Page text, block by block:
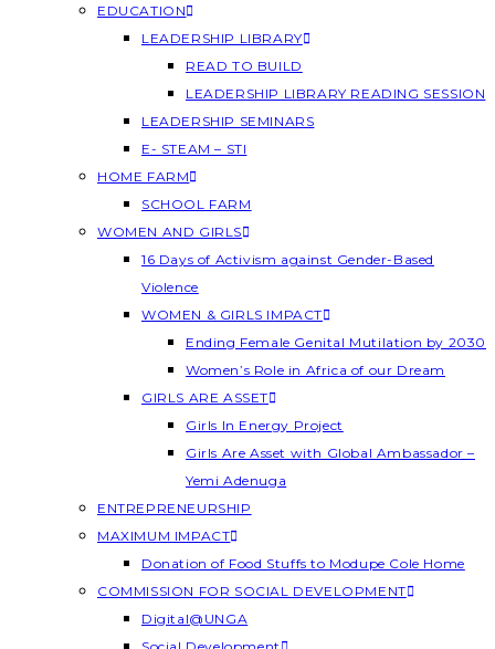
EDUCATION
LEADERSHIP LIBRARY
READ TO BUILD
LEADERSHIP LIBRARY READING SESSION
LEADERSHIP SEMINARS
E- STEAM – STI
HOME FARM
SCHOOL FARM
WOMEN AND GIRLS
16 Days of Activism against Gender-Based
Violence
WOMEN & GIRLS IMPACT
Ending Female Genital Mutilation by 2030
Women’s Role in Africa of our Dream
GIRLS ARE ASSET
Girls In Energy Project
Girls Are Asset with Global Ambassador –
Yemi Adenuga
ENTREPRENEURSHIP
MAXIMUM IMPACT
Donation of Food Stuffs to Modupe Cole Home
COMMISSION FOR SOCIAL DEVELOPMENT
Digital@UNGA